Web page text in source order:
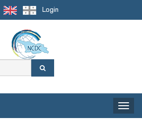
Login
Toggle